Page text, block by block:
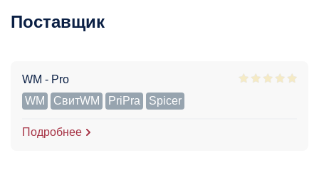
Поставщик
WM - Pro
WM
СвитWM PriPra Spicer
Подробнее